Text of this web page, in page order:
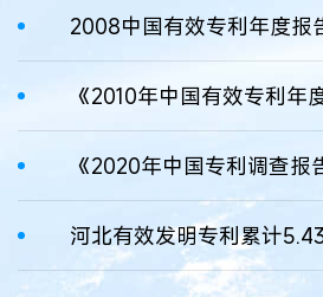
2008中国有效专利年度报
河北有效发明专利累计